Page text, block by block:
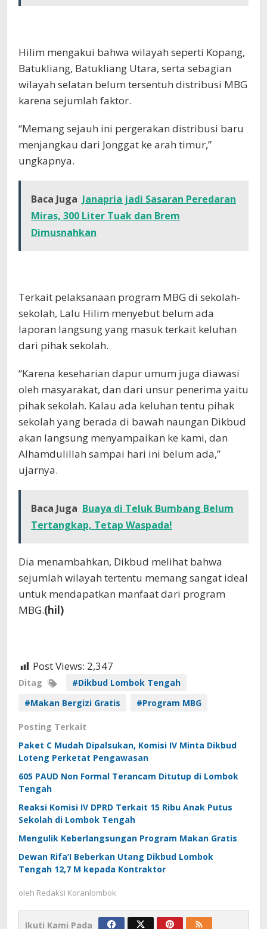
Hilim mengakui bahwa wilayah seperti Kopang,
Batukliang, Batukliang Utara, serta sebagian
wilayah selatan belum tersentuh distribusi MBG
karena sejumlah faktor.
“Memang sejauh ini pergerakan distribusi baru
menjangkau dari Jonggat ke arah timur,”
ungkapnya.
Baca Juga Janapria jadi Sasaran Peredaran
Miras, 300 Liter Tuak dan Brem
Dimusnahkan
Terkait pelaksanaan program MBG di sekolah-
sekolah, Lalu Hilim menyebut belum ada
laporan langsung yang masuk terkait keluhan
dari pihak sekolah.
“Karena keseharian dapur umum juga diawasi
oleh masyarakat, dan dari unsur penerima yaitu
pihak sekolah. Kalau ada keluhan tentu pihak
sekolah yang berada di bawah naungan Dikbud
akan langsung menyampaikan ke kami, dan
Alhamdulillah sampai hari ini belum ada,”
ujarnya.
Baca Juga Buaya di Teluk Bumbang Belum
Tertangkap, Tetap Waspada!
Dia menambahkan, Dikbud melihat bahwa
sejumlah wilayah tertentu memang sangat ideal
untuk mendapatkan manfaat dari program
MBG.(hil)
Post Views: 2,347
Ditag
#Dikbud Lombok Tengah
#Makan Bergizi Gratis
#Program MBG
Posting Terkait
Paket C Mudah Dipalsukan, Komisi IV Minta Dikbud
Loteng Perketat Pengawasan
605 PAUD Non Formal Terancam Ditutup di Lombok
Tengah
Reaksi Komisi IV DPRD Terkait 15 Ribu Anak Putus
Sekolah di Lombok Tengah
Mengulik Keberlangsungan Program Makan Gratis
Dewan Rifa’I Beberkan Utang Dikbud Lombok
Tengah 12,7 M kepada Kontraktor
oleh Redaksi Koranlombok
Ikuti Kami Pada